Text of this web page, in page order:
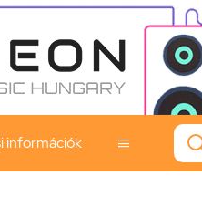
információk 